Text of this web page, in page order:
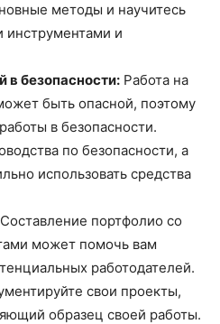
методы и научитесь
инструментами и
в безопасности: Работа на
быть опасной, поэтому
в безопасности.
по безопасности, а
использовать средства
Составление портфолио со
может помочь вам
работодателей.
свои проекты,
образец своей работы.